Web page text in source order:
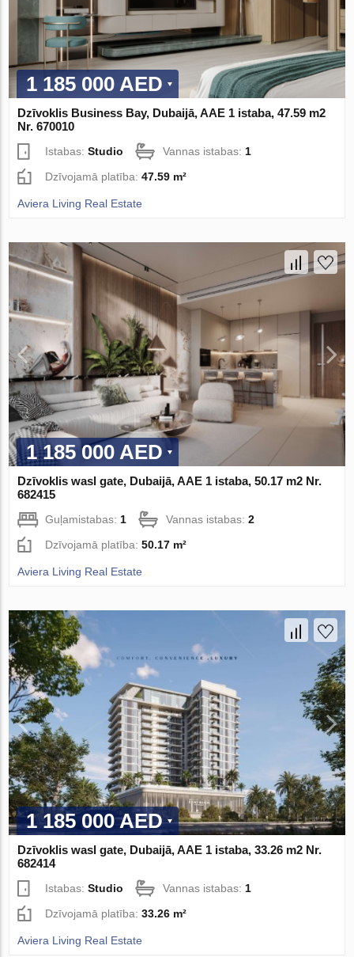
1 185 000 AED
Dzīvoklis Business Bay, Dubaijā, AAE 1 istaba, 47.59 m2
Nr. 670010
Istabas:Studio Vannas istabas: 1
Dzīvojamā platība:47.59 m²
Aviera Living Real Estate
1 185 000 AED
Dzīvoklis wasl gate, Dubaijā, AAE 1 istaba, 50.17 m2 Nr.
682415
Guļamistabas:1 Vannas istabas:2
Dzīvojamā platība:50.17 m²
Aviera Living Real Estate
1 185 000 AED
Dzīvoklis wasl gate, Dubaijā, AAE 1 istaba, 33.26 m2 Nr.
682414
Istabas:Studio Vannas istabas: 1
Dzīvojamā platība:33.26 m²
Aviera Living Real Estate